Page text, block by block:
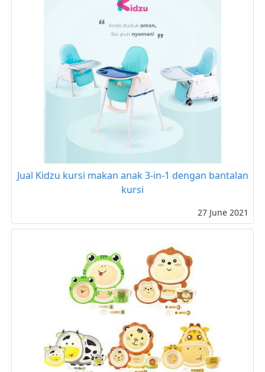
Jual Kidzu kursi makan anak 3-in-1 dengan bantalan
kursi
27 June 2021